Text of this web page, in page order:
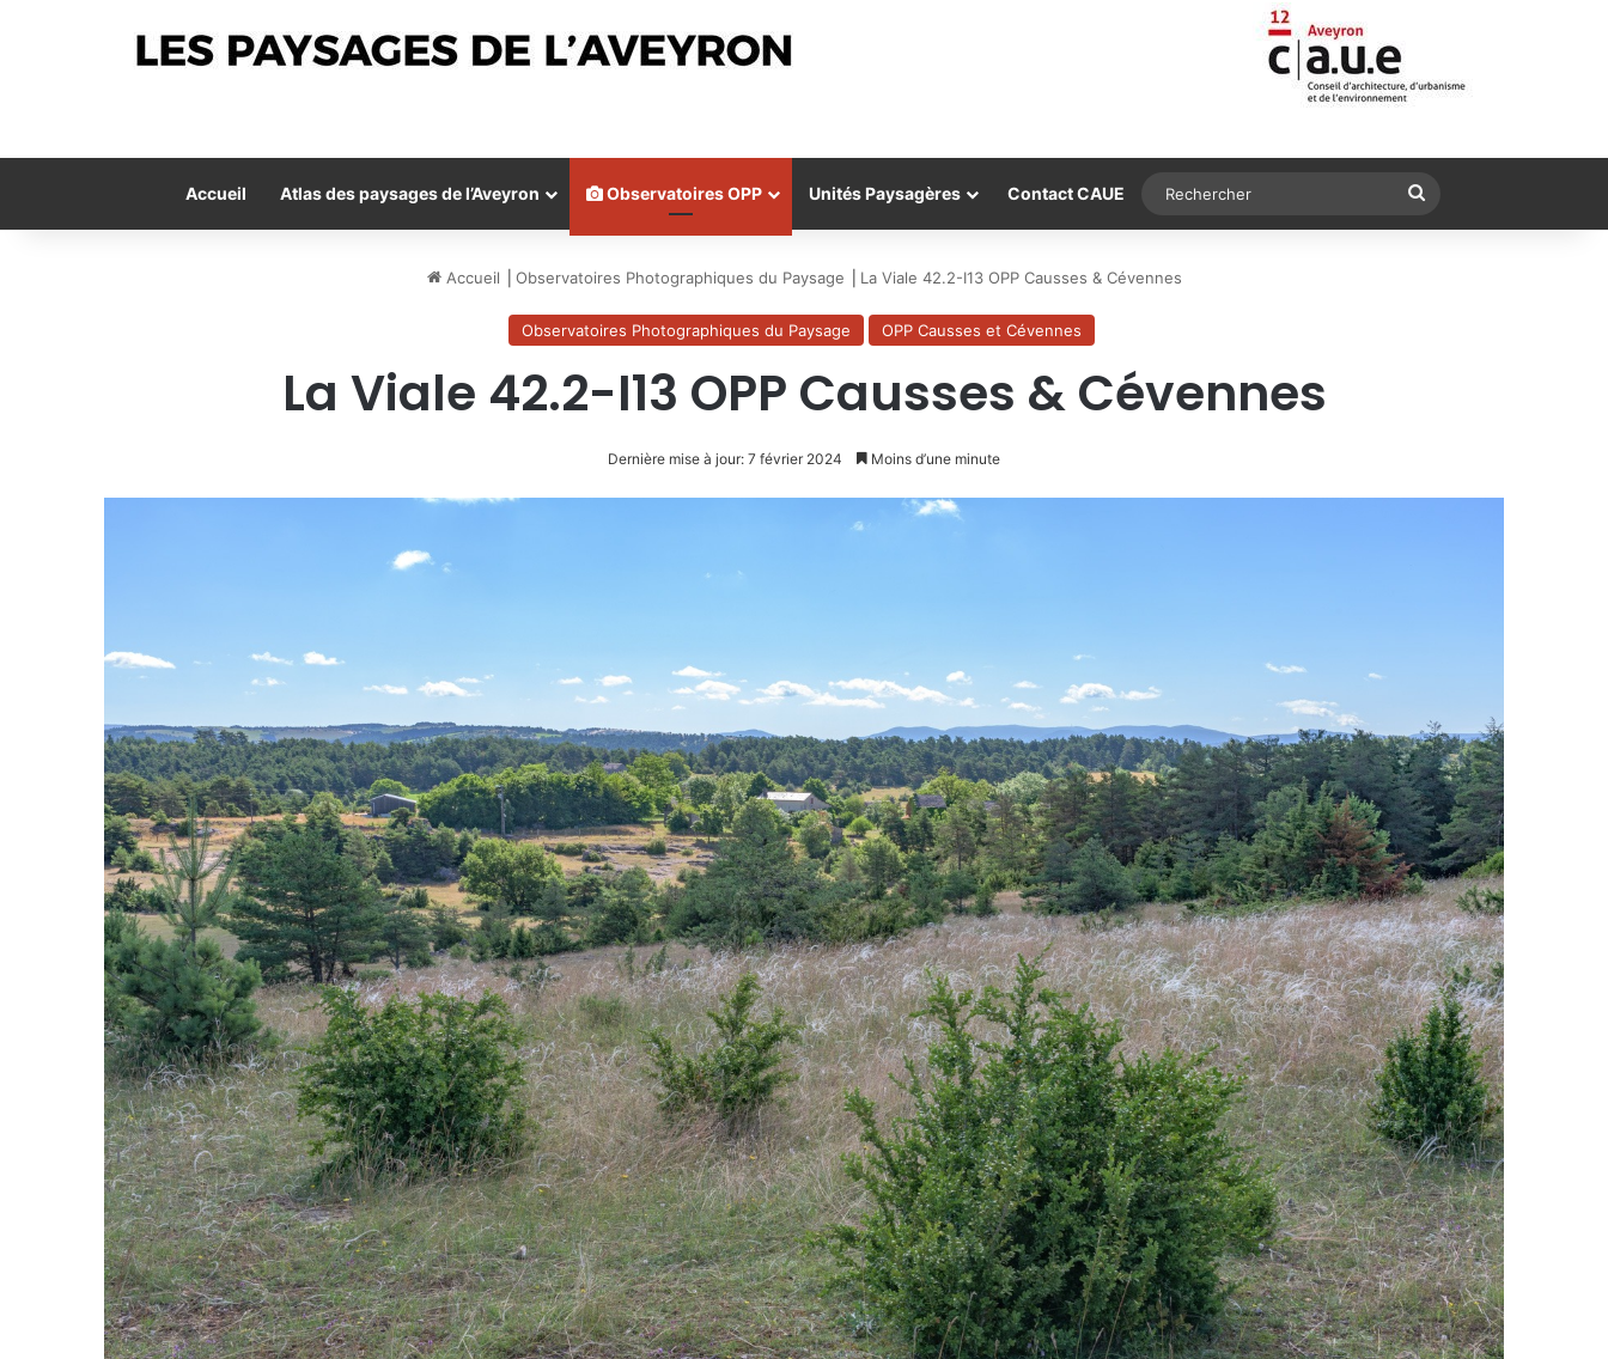
Accueil Atlas des paysages de l’Aveyron Observatoires OPP Unités Paysagères Contact CAUE Rechercher
Accueil Observatoires Photographiques du Paysage La Viale 42.2-I13 OPP Causses & Cévennes
Observatoires Photographiques du Paysage OPP Causses et Cévennes
La Viale 42.2-I13 OPP Causses & Cévennes
Dernière mise à jour: 7 février 2024 Moins d’une minute